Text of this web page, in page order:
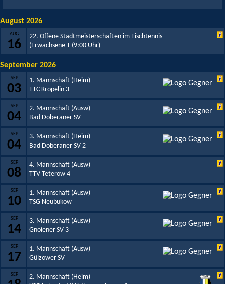
August 2026
AUG
16
22. Offene Stadtmeisterschaften im Tischtennis
(Erwachsene + (9:00 Uhr)
September 2026
SEP
03
1. Mannschaft (Heim)
TTC Kröpelin 3
SEP
04
2. Mannschaft (Ausw)
Bad Doberaner SV
SEP
04
3. Mannschaft (Heim)
Bad Doberaner SV 2
SEP
08
4. Mannschaft (Ausw)
TTV Teterow 4
SEP
10
1. Mannschaft (Ausw)
TSG Neubukow
SEP
14
3. Mannschaft (Ausw)
Gnoiener SV 3
SEP
17
1. Mannschaft (Ausw)
Gülzower SV
SEP
2. Mannschaft (Heim)